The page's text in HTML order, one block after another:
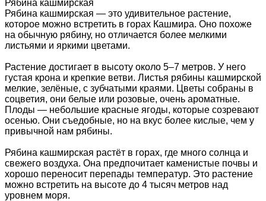
Рябина кашмирская
Рябина кашмирская — это удивительное растение,
которое можно встретить в горах Кашмира. Оно похоже
на обычную рябину, но отличается более мелкими
листьями и яркими цветами.
Растение достигает в высоту около 5–7 метров. У него
густая крона и крепкие ветви. Листья рябины кашмирской
мелкие, зелёные, с зубчатыми краями. Цветы собраны в
соцветия, они белые или розовые, очень ароматные.
Плоды — небольшие красные ягоды, которые созревают
осенью. Они съедобные, но на вкус более кислые, чем у
привычной нам рябины.
Рябина кашмирская растёт в горах, где много солнца и
свежего воздуха. Она предпочитает каменистые почвы и
хорошо переносит перепады температур. Это растение
можно встретить на высоте до 4 тысяч метров над
уровнем моря.